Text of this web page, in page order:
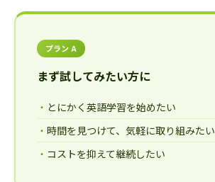
プラン A
まず試してみたい方に
とにかく英語学習を始めたい
時間を見つけて、気軽に取り組みたい
コストを抑えて継続したい